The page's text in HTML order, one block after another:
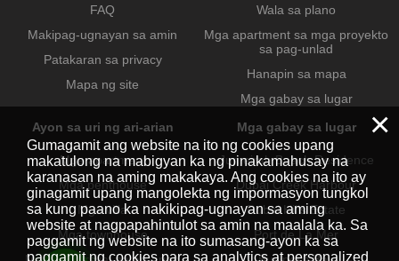
FAQ
Makipag-ugnayan sa amin
Patakaran sa privacy
Mapa ng site
Wala sa plano
Mga apartment sa mga proyekto
sa pag-unlad
Hanapin sa mapa
Mga gabay sa lugar
Ayon sa uri ng ari-arian
Mga apartment
Mga penthouse
Mga villa
Mga townhouse
Mga gabay sa lugar
Jumeirah Beach Residence
Dubai Creek Harbour
Dubai Hills Estate
Port de La Mer
×
Gumagamit ang website na ito ng cookies upang
makatulong na mabigyan ka ng pinakamahusay na
karanasan na aming makakaya. Ang cookies na ito ay
ginagamit upang mangolekta ng impormasyon tungkol
sa kung paano ka nakikipag-ugnayan sa aming
website at nagpapahintulot sa amin na maalala ka. Sa
paggamit ng website na ito sumasang-ayon ka sa
paggamit ng cookies para sa analytics at personalized